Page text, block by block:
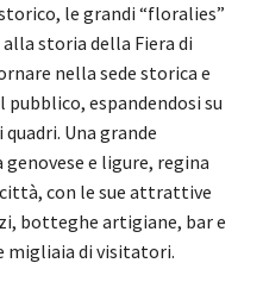
le grandi “floralies”
storia della Fiera di
nella sede storica e
espandendosi su
Una grande
e ligure, regina
con le sue attrattive
botteghe artigiane, bar e
migliaia di visitatori.